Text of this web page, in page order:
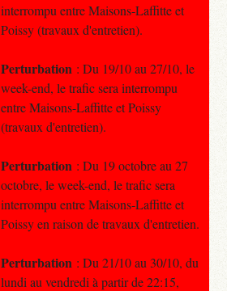
interrompu entre Maisons-Laffitte et
Poissy (travaux d'entretien).
Perturbation : Du 19/10 au 27/10, le
week-end, le trafic sera interrompu
entre Maisons-Laffitte et Poissy
(travaux d'entretien).
Perturbation : Du 19 octobre au 27
octobre, le week-end, le trafic sera
interrompu entre Maisons-Laffitte et
Poissy en raison de travaux d'entretien.
Perturbation : Du 21/10 au 30/10, du
lundi au vendredi à partir de 22:15,